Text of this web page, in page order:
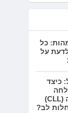
כל
על
כיצד
בחולי לוקמיה (CLL)
לב?